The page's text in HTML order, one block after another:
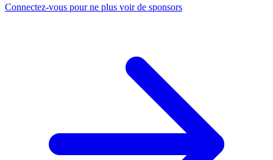
Connectez-vous pour ne plus voir de sponsors